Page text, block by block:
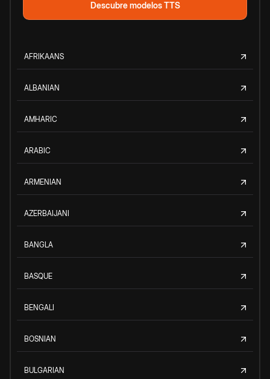
Descubre modelos TTS
AFRIKAANS
ALBANIAN
AMHARIC
ARABIC
ARMENIAN
AZERBAIJANI
BANGLA
BASQUE
BENGALI
BOSNIAN
BULGARIAN